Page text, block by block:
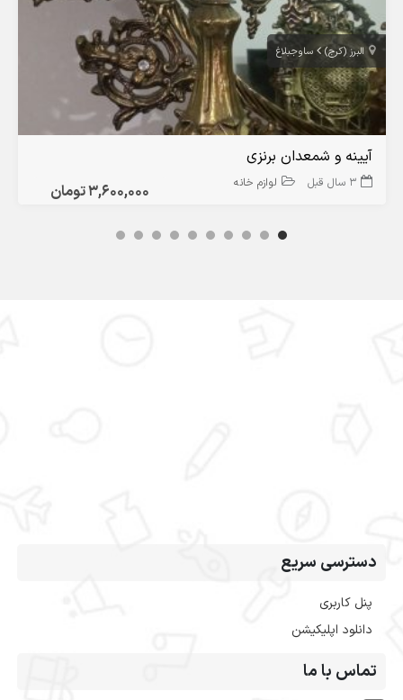
البرز (کرج) ساوجبلاغ
3,600,000 تومان
آیینه و شمعدان برنزی
3 سال قبل لوازم خانه
دسترسی سریع
پنل کاربری
دانلود اپلیکیشن
تماس با ما